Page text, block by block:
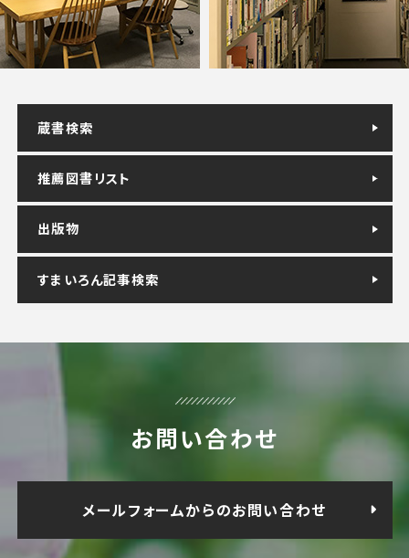
蔵書検索
推薦図書リスト
出版物
すまいろん記事検索
お問い合わせ
メールフォームからのお問い合わせ